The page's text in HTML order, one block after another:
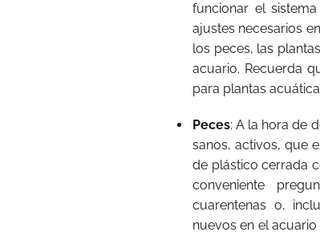
funcionar el
ajustes necesarios
los peces, las
acuario. Recuerda
para plantas
Peces: A la hora de
sanos, activos, que
de plástico cerrada
conveniente
cuarentenas o,
nuevos en el